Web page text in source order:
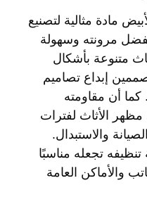
بي في سي 100/100 الأبيض مادة مثالية لتصنيع
بفضل مرونته وسهولة
متنوعة بأشكال
إبداع تصاميم
كما أن مقاومته
الأثاث لفترات
والاستبدال.
تجعله مناسبًا